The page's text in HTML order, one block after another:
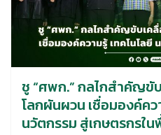
ชู “ศพก.” กลไกสำคัญขั
โลกผันผวน เชื่อมองค์คว
นวัตกรรม สู่เกษตรกรใ